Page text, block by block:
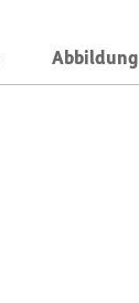
Abbildung